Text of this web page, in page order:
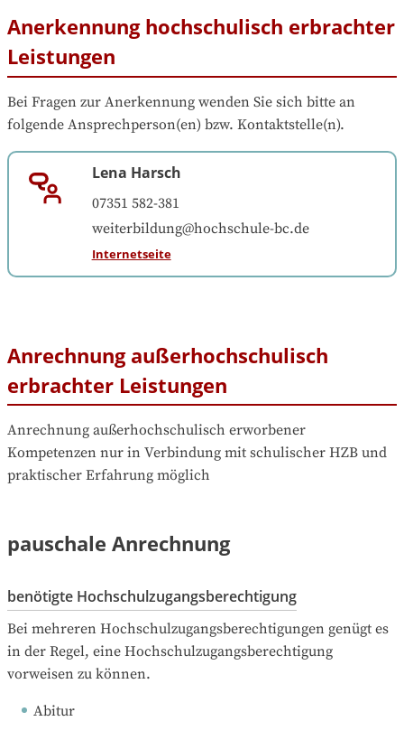
Anerkennung hochschulisch erbrachter
Leistungen
Bei Fragen zur Anerkennung wenden Sie sich bitte an
folgende Ansprechperson(en) bzw. Kontaktstelle(n).
Lena Harsch
07351 582-381
weiterbildung@hochschule-bc.de
Internetseite
Anrechnung außerhochschulisch
erbrachter Leistungen
Anrechnung außerhochschulisch erworbener
Kompetenzen nur in Verbindung mit schulischer HZB und
praktischer Erfahrung möglich
pauschale Anrechnung
benötigte Hochschulzugangsberechtigung
Bei mehreren Hochschulzugangsberechtigungen genügt es
in der Regel, eine Hochschulzugangsberechtigung
vorweisen zu können.
Abitur